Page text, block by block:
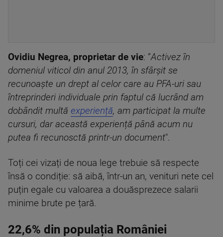
Ovidiu Negrea, proprietar de vie: ”Activez în
domeniul viticol din anul 2013, în sfârșit se
recunoaște un drept al celor care au PFA-uri sau
întreprinderi individuale prin faptul că lucrând am
dobândit multă experiență, am participat la multe
cursuri, dar această experiență până acum nu
putea fi recunosctă printr-un document".
Toți cei vizați de noua lege trebuie să respecte
însă o condiție: să aibă, într-un an, venituri nete cel
puțin egale cu valoarea a douăsprezece salarii
minime brute pe țară.
22,6% din populația României